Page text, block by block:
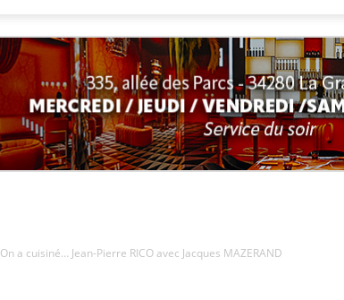
On a cuisiné… Jean-Pierre RICO avec Jacques MAZERAND